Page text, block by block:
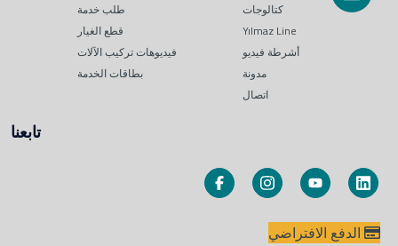
كتالوجات
Yılmaz Line
أشرطة فيديو
مدونة
اتصال
طلب خدمة
قطع الغيار
فيديوهات تركيب الآلات
بطاقات الخدمة
تابعنا
الدفع الافتراضي